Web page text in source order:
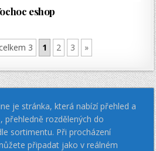
eshop
3 1 2 3 »
je stránka, která nabízí přehled a
přehledně rozdělených do
sortimentu. Při procházení
připadat jako v reálném